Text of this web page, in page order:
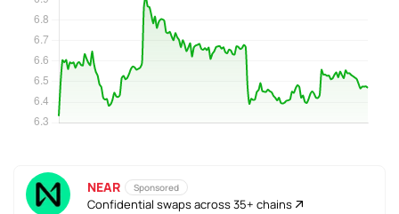
NEAR Sponsored
Confidential swaps across 35+ chains